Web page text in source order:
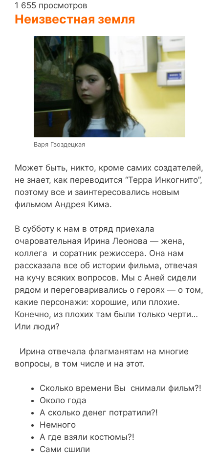
1 655 просмотров
Неизвестная земля
Варя Гвоздецкая
Может быть, никто, кроме самих создателей,
не знает, как переводится “Терра Инкогнито”,
поэтому все и заинтересовались новым
фильмом Андрея Кима.
В субботу к нам в отряд приехала
очаровательная Ирина Леонова — жена,
коллега и соратник режиссера. Она нам
рассказала все об истории фильма, отвечая
на кучу всяких вопросов. Мы с Аней сидели
рядом и переговаривались о героях — о том,
какие персонажи: хорошие, или плохие.
Конечно, из плохих там были только черти…
Или люди?
Ирина отвечала флагманятам на многие
вопросы, в том числе и на этот.
Сколько времени Вы снимали фильм?!
Около года
А сколько денег потратили?!
Немного
А где взяли костюмы?!
Сами сшили